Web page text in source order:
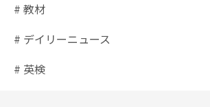
# 教材
# デイリーニュース
# 英検